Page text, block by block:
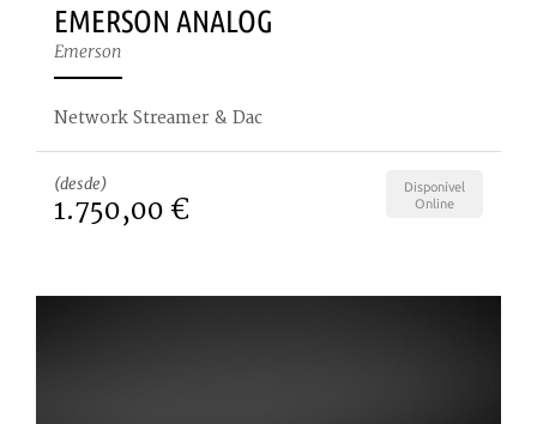
EMERSON ANALOG
Emerson
Network Streamer & Dac
(desde)
1.750,00 €
Disponível
Online